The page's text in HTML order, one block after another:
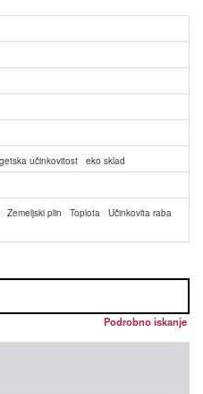
učinkovitost eko sklad
Zemeljski plin Toplota
Učinkovita raba
Podrobno iskanje